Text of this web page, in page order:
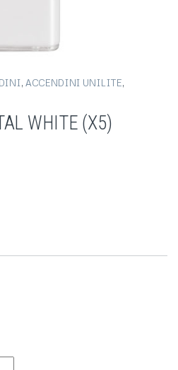
, ACCENDINI UNILITE,
WHITE (X5)
(X5) quantity